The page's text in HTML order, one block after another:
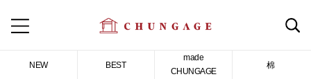
NEW BEST
made
CHUNGAGE
棉